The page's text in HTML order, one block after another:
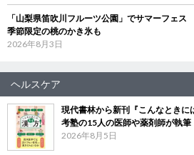
「山梨県笛吹川フルーツ公園」でサマーフェス
季節限定の桃のかき氷も
2026年8月3日
ヘルスケア
現代書林から新刊『こんなとき
考塾の15人の医師や薬剤師が執筆
2026年8月5日